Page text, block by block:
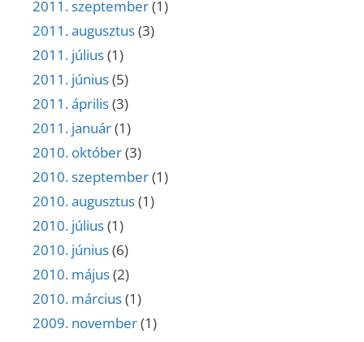
2011. szeptember(1)
2011. augusztus(3)
2011. július(1)
2011. június(5)
2011. április(3)
2011. január(1)
2010. október(3)
2010. szeptember(1)
2010. augusztus(1)
2010. július(1)
2010. június(6)
2010. május(2)
2010. március(1)
2009. november(1)